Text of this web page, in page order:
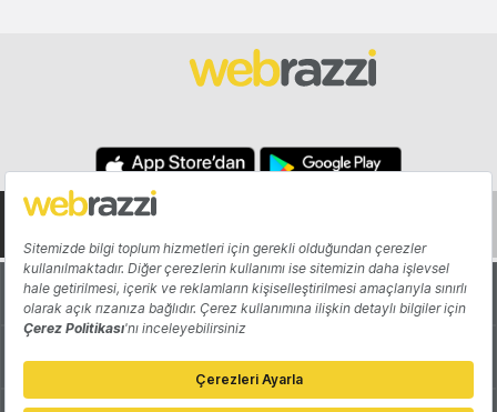
Hakkında Yazarlar
Katkıda Bulun Reklam